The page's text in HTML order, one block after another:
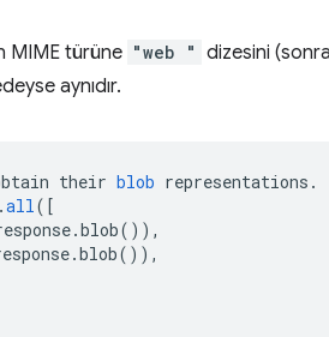
MIME türüne "web " dizesini
aynıdır.
their blob representations .
.all( [